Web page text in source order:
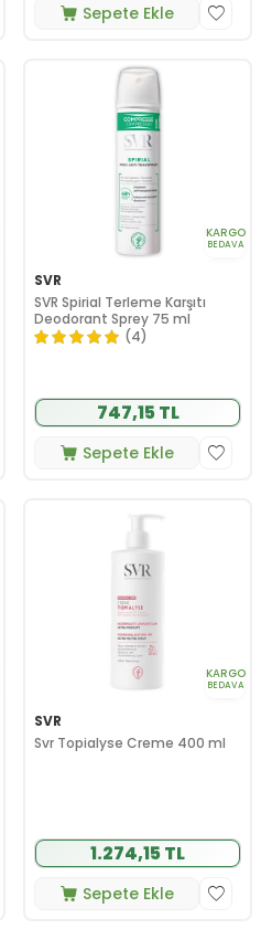
Sepete Ekle
KARGO
BEDAVA
SVR
SVR Spirial Terleme Karşıtı
Deodorant Sprey 75 ml
(4)
747,15 TL
Sepete Ekle
KARGO
BEDAVA
SVR
Svr Topialyse Creme 400 ml
1.274,15 TL
Sepete Ekle